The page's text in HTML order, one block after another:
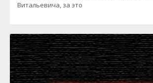
Витальевича, за это